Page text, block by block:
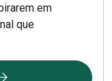
em
que